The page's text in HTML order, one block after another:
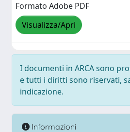
Formato Adobe PDF
Visualizza/Apri
I documenti in ARCA sono
e tutti i diritti sono riservati,
indicazione.
Informazioni